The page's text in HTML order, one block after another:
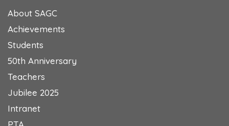
About SAGC
Achievements
Students
50th Anniversary
Teachers
Jubilee 2025
Intranet